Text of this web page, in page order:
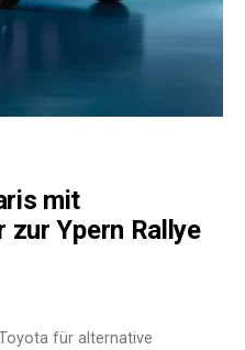
mit
Ypern Rallye
für alternative